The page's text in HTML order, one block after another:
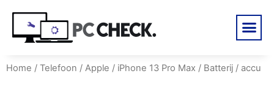
Home / Telefoon / Apple / iPhone 13 Pro Max / Batterij / accu